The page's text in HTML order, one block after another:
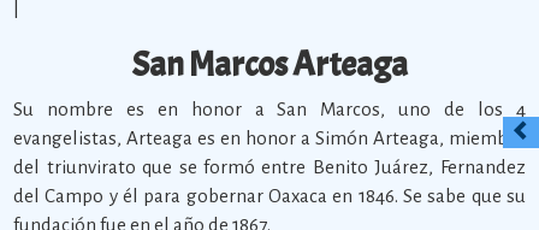
San Marcos Arteaga
Su nombre es en honor a San Marcos, uno de los 4
evangelistas, Arteaga es en honor a Simón Arteaga, miembro
del triunvirato que se formó entre Benito Juárez, Fernandez
del Campo y él para gobernar Oaxaca en 1846. Se sabe que su
fundación fue en el año de 1867.